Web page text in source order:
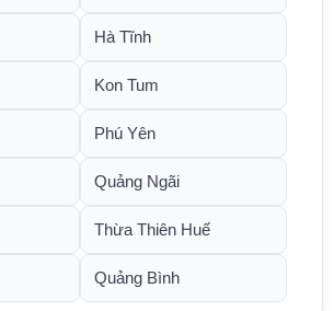
Hà Tĩnh
Kon Tum
Phú Yên
Quảng Ngãi
Thừa Thiên Huế
Quảng Bình